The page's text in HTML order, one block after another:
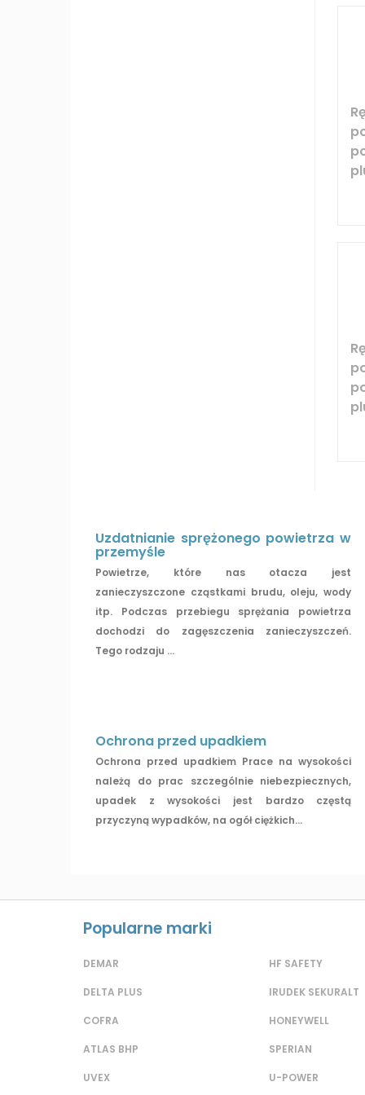
Uzdatnianie sprężonego powietrza w
przemyśle
Powietrze, które nas otacza jest
zanieczyszczone cząstkami brudu, oleju, wody
itp. Podczas przebiegu sprężania powietrza
dochodzi do zagęszczenia zanieczyszczeń.
Tego rodzaju ...
Ochrona przed upadkiem
Ochrona przed upadkiem Prace na wysokości
należą do prac szczególnie niebezpiecznych,
upadek z wysokości jest bardzo częstą
przyczyną wypadków, na ogół ciężkich...
Popularne marki
DEMAR
DELTA PLUS
COFRA
ATLAS BHP
UVEX
HF SAFETY
IRUDEK SEKURALT
HONEYWELL
SPERIAN
U-POWER